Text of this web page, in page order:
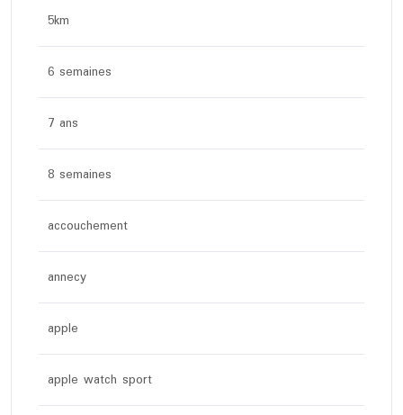
5km
6 semaines
7 ans
8 semaines
accouchement
annecy
apple
apple watch sport